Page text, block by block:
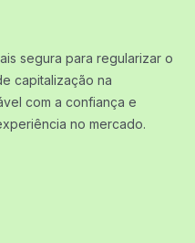
segura para regularizar o
capitalização na
com a confiança e
no mercado.